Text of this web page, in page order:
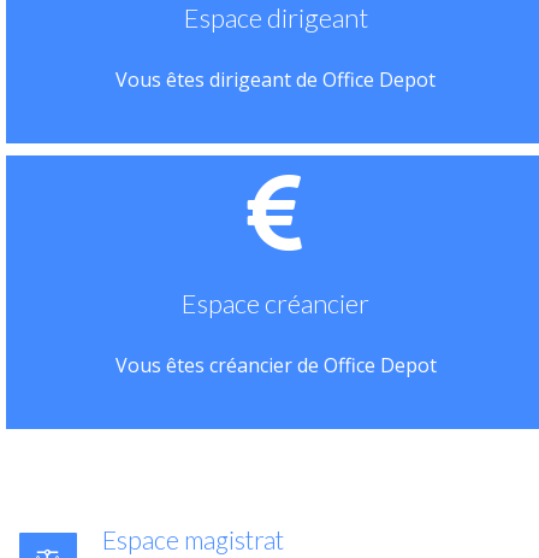
Espace dirigeant
Vous êtes dirigeant de Office Depot
Espace créancier
Vous êtes créancier de Office Depot
Espace magistrat